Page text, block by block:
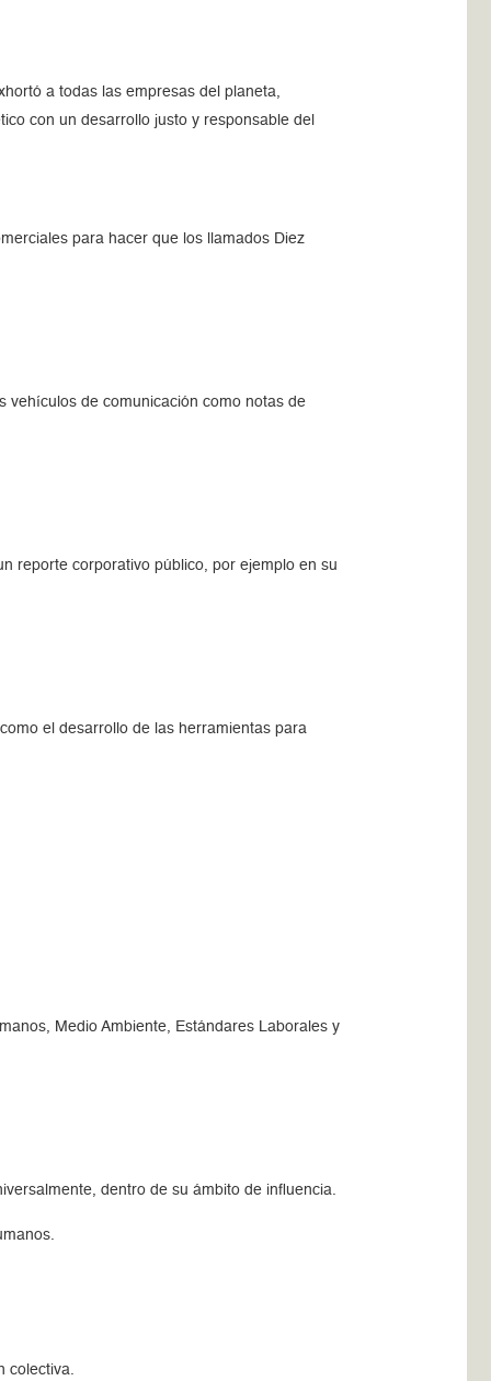
a todas las empresas del planeta,
con un desarrollo justo y responsable del
para hacer que los llamados Diez
vehículos de comunicación como notas de
reporte corporativo público, por ejemplo en su
el desarrollo de las herramientas para
Medio Ambiente, Estándares Laborales y
dentro de su ámbito de influencia.
colectiva.